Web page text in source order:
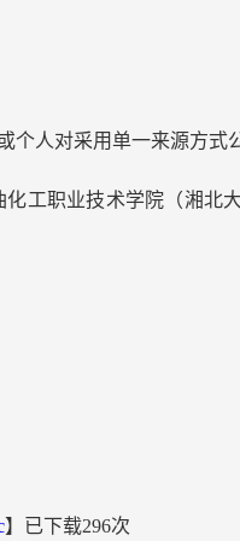
个人对采用单一来源方式
工职业技术学院（湘北
】已下载296次